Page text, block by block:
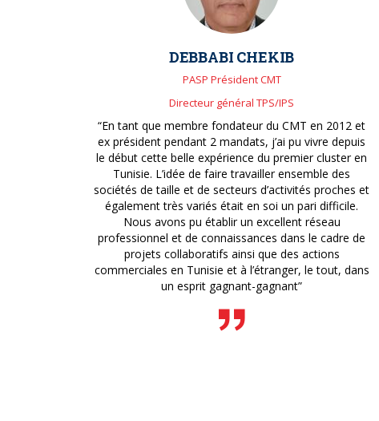
DEBBABI CHEKIB
PASP Président CMT
Directeur général TPS/IPS
“En tant que membre fondateur du CMT en 2012 et
ex président pendant 2 mandats, j’ai pu vivre depuis
le début cette belle expérience du premier cluster en
Tunisie. L’idée de faire travailler ensemble des
sociétés de taille et de secteurs d’activités proches et
également très variés était en soi un pari difficile.
Nous avons pu établir un excellent réseau
professionnel et de connaissances dans le cadre de
projets collaboratifs ainsi que des actions
commerciales en Tunisie et à l’étranger, le tout, dans
un esprit gagnant-gagnant”